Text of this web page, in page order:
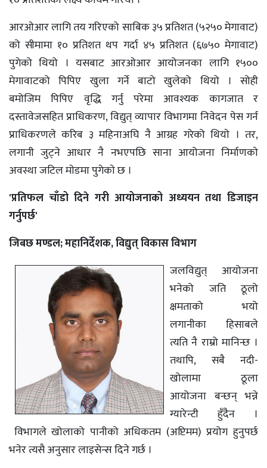
आरओआर लागि तय गरिएको साबिक ३५ प्रतिशत (५२५० मेगावाट)
को सीमामा १० प्रतिशत थप गर्दा ४५ प्रतिशत (६७५० मेगावाट)
पुगेको थियो । यसबाट आरओआर आयोजनका लागि १५००
मेगावाटको पिपिए खुला गर्ने बाटो खुलेको थियो । सोही
बमोजिम पिपिए वृद्धि गर्नु परेमा आवश्यक कागजात र
दस्तावेजसहित प्राधिकरण, विद्युत् व्यापार विभागमा निवेदन पेस गर्न
प्राधिकरणले करिब ३ महिनाअघि नै आग्रह गरेको थियाे । तर,
लगानी जुट्ने आधार नै नभएपछि साना आयोजना निर्माणकाे
अवस्था जटिल माेडमा पुगेकाे छ ।
'प्रतिफल चाँडो दिने गरी आयोजनाको अध्ययन तथा डिजाइन
गर्नुपर्छ'
जिबछ मण्डल; महानिर्देशक, विद्युत् विकास विभाग
जलविद्युत् आयोजना
भनेको जति ठूलो
क्षमताको भयो
लगानीका हिसाबले
त्यति नै राम्रो मानिन्छ ।
तथापि, सबै नदी-
खोलामा ठूला
आयोजना बन्छन् भन्ने
ग्यारेन्टी हुँदैन ।
विभागले खोलाको पानीको अधिकतम (अप्टिमम) प्रयोग हुनुपर्छ
भनेर त्यसै अनुसार लाइसेन्स दिने गर्छ ।